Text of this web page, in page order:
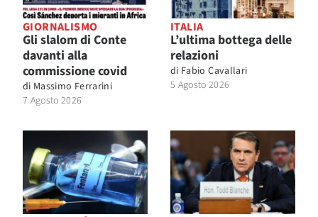
GIORNALISMO
Gli slalom di Conte
davanti alla
commissione covid
di Massimo Ferrarini
7 Agosto 2026
ITALIA
L’ultima bottega delle
relazioni
di Fabio Cavallari
5 Agosto 2026